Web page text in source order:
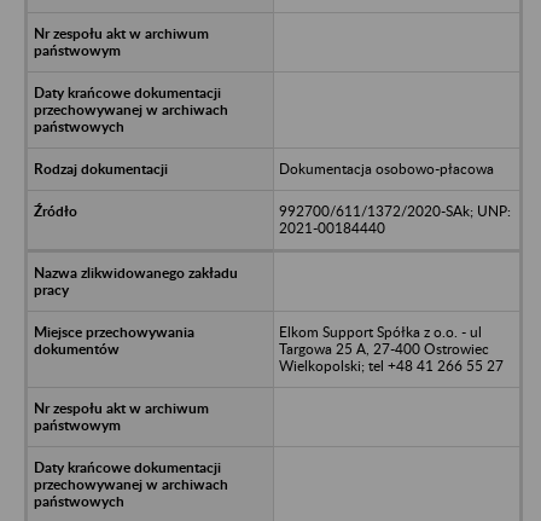
Dokumentacja osobowo-płacowa
992700/611/1372/2020-SAk; UNP:
2021-00184440
Elkom Support Spółka z o.o. - ul
Targowa 25 A, 27-400 Ostrowiec
Wielkopolski; tel +48 41 266 55 27